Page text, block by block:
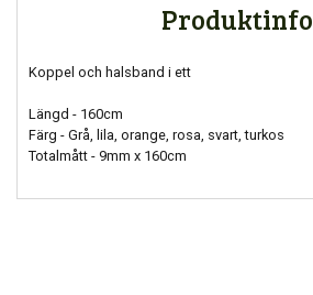
Produktinfo
Koppel och halsband i ett
Längd - 160cm
Färg - Grå, lila, orange, rosa, svart, turkos
Totalmått - 9mm x 160cm